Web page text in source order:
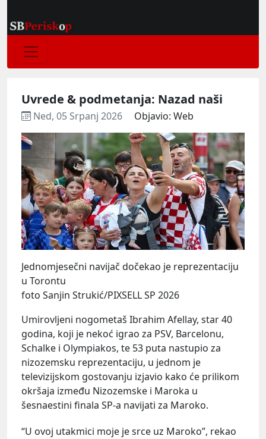
Uvrede & podmetanja: Nazad naši
Ned, 05 Srpanj 2026 Objavio: Web
Jednomjesečni navijač dočekao je reprezentaciju
u Torontu
foto Sanjin Strukić/PIXSELL SP 2026
Umirovljeni nogometaš Ibrahim Afellay, star 40
godina, koji je nekoć igrao za PSV, Barcelonu,
Schalke i Olympiakos, te 53 puta nastupio za
nizozemsku reprezentaciju, u jednom je
televizijskom gostovanju izjavio kako će prilikom
okršaja između Nizozemske i Maroka u
šesnaestini finala SP-a navijati za Maroko.
“U ovoj utakmici moje je srce uz Maroko”, rekao